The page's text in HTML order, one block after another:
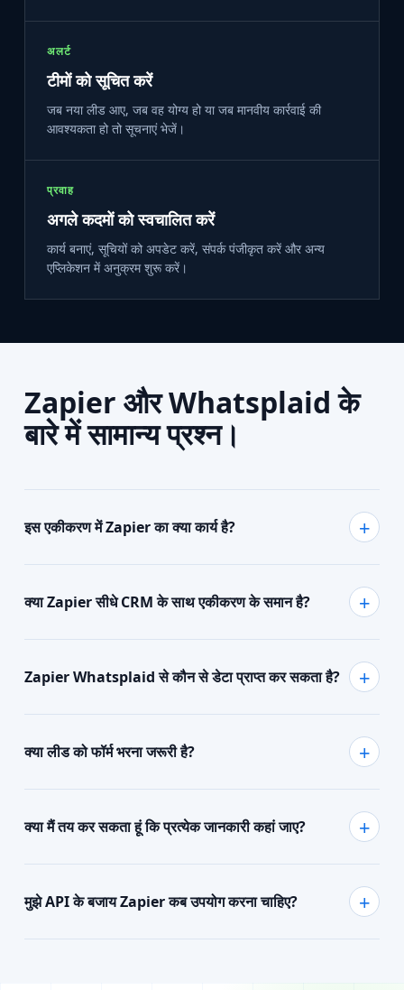
अलर्ट
टीमों को सूचित करें
जब नया लीड आए, जब वह योग्य हो या जब मानवीय कार्रवाई की
आवश्यकता हो तो सूचनाएं भेजें।
प्रवाह
अगले कदमों को स्वचालित करें
कार्य बनाएं, सूचियों को अपडेट करें, संपर्क पंजीकृत करें और अन्य
एप्लिकेशन में अनुक्रम शुरू करें।
Zapier और Whatsplaid के
बारे में सामान्य प्रश्न।
इस एकीकरण में Zapier का क्या कार्य है?
क्या Zapier सीधे CRM के साथ एकीकरण के समान है?
Zapier Whatsplaid से कौन से डेटा प्राप्त कर सकता है?
क्या लीड को फॉर्म भरना जरूरी है?
क्या मैं तय कर सकता हूं कि प्रत्येक जानकारी कहां जाए?
मुझे API के बजाय Zapier कब उपयोग करना चाहिए?